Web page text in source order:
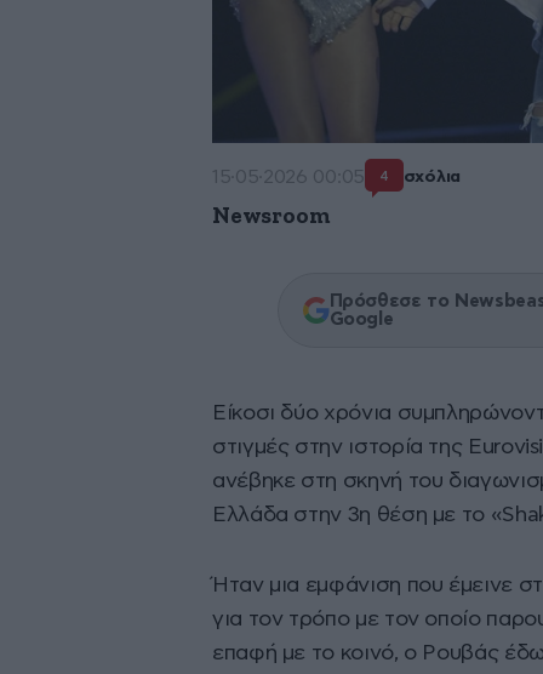
15·05·2026 00:05 4 σχόλια
Newsroom
Πρόσθεσε το
Google
Είκοσι δύο χρόνια
στιγμές στην ιστορία της
ανέβηκε στη σκηνή του
Ελλάδα στην 3η θέση με το
Ήταν μια εμφάνιση που έμεινε
για τον τρόπο με τον οποίο
επαφή με το κοινό, ο Ρουβάς